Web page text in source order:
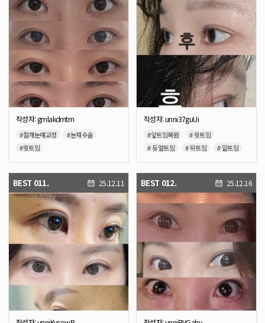
작성자: gmlakdrntm
#절개눈매교정
#눈재수술
#윗트임
작성자: unni37guUi
#앞트임복원
# 윗트임
# 듀얼트임
# 뒤트임 # 밑트임
BEST 011. 25.12.11 BEST 012. 25.12.16